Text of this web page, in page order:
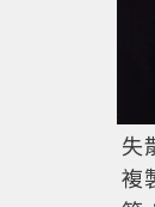
失
複